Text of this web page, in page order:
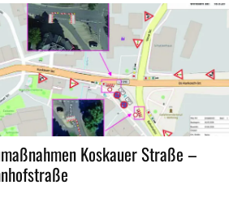
Koskauer Straße –